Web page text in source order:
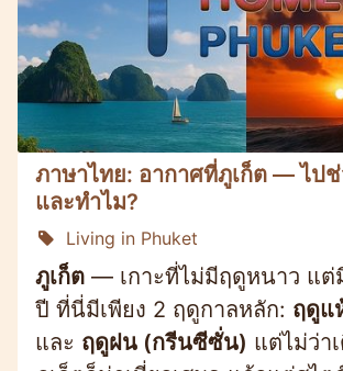
ภาษาไทย: อากาศที่ภูเก็ต — ไป
และทำไม?
Living in Phuket
ภูเก็ต — เกาะที่ไม่มีฤดูหนาว แต่
ปี ที่นี่มีเพียง 2 ฤดูกาลหลัก: ฤดูแ
และ ฤดูฝน (กรีนซีซั่น) แต่ไม่ว่า